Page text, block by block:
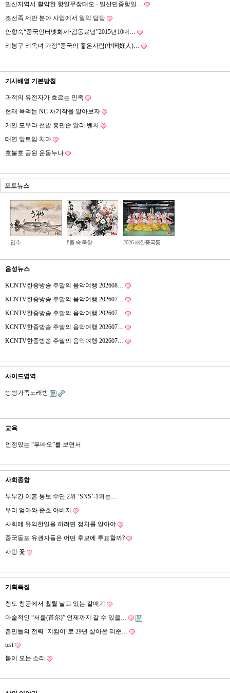
밀산지역서 활약한 항일무장대오 - 밀산민중항일…
조선족 제반 분야 사업에서 일익 담당
안향숙“중국인터넷화제•감동료녕”2015년10대…
리봉구 리옥녀 가정“중국의 좋은사람(中国好人)…
기사배열 기본방침
과적의 유전자가 흐르는 민족
현재 욕먹는 NC 차기작을 알아보자
케인 모우라 선발 흥민손 알리 벤치
태연 앞트임 치마
호불호 공원 운동누나
포토뉴스
입추 8월 속 묵향 2026 재한중국동…
음성뉴스
KCNTV한중방송 주말의 음악여행 202608…
KCNTV한중방송 주말의 음악여행 202607…
KCNTV한중방송 주말의 음악여행 202607…
KCNTV한중방송 주말의 음악여행 202607…
KCNTV한중방송 주말의 음악여행 202607…
사이드영역
빵빵가족노래방
교육
인정있는 “푸바오”를 보면서
사회종합
부부간 이혼 통보 수단 2위 ‘SNS’-1위는…
우리 엄마와 준호 아버지
사회에 유익한일을 하려면 정치를 알아야
중국동포 유권자들은 어떤 후보에 투표할까?
사랑 꽃
기획특집
청도 창공에서 훨뤌 날고 있는 갈매기
마술적인 “서울(首尔)” 언제까지 갈 수 있을…
촌민들의 전력 ‘지킴이’로 29년 살아온 리준…
test
봄이 오는 소리